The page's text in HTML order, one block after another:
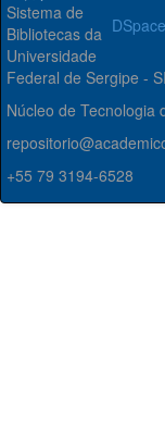
Sistema de
Bibliotecas da
Universidade
Federal de Sergipe -
Núcleo de Tecnologia
+55 79 3194-6528